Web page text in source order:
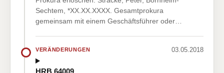
Sechtem, *XX.XX.XXXX. Gesamtprokura
gemeinsam mit einem Geschäftsführer oder…
VERÄNDERUNGEN 03.05.2018